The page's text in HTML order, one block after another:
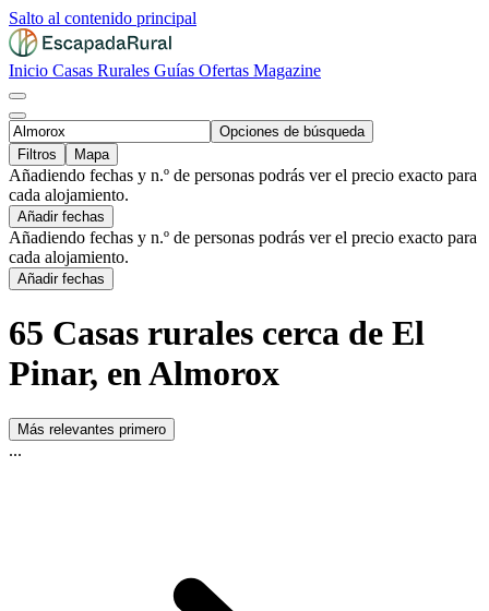
Salto al contenido principal
Inicio Casas Rurales Guías Ofertas Magazine
Opciones de búsqueda
Filtros
Mapa
Añadiendo fechas y n.º de personas podrás ver el precio exacto para
cada alojamiento.
Añadir fechas
Añadiendo fechas y n.º de personas podrás ver el precio exacto para
cada alojamiento.
Añadir fechas
65 Casas rurales cerca de El
Pinar, en Almorox
Más relevantes primero
...